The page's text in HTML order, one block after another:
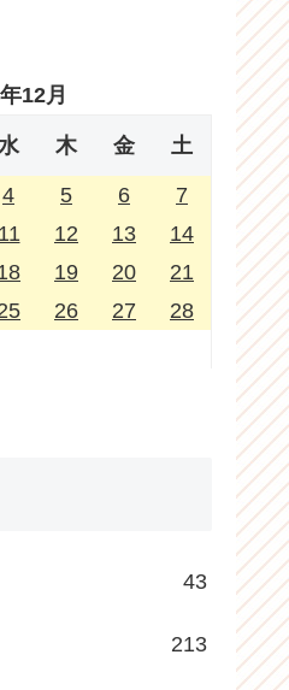
12月
水 木 金 土
4 5 6
7
11 12 13
14
19 20
21
26 27
28
43
213